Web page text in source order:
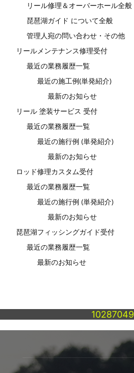
リール修理＆オーバーホール全般
琵琶湖ガイド について全般
管理人宛の問い合わせ・その他
リールメンテナンス修理受付
最近の業務履歴一覧
最近の施工例(単発紹介)
最新のお知らせ
リール 塗装サービス 受付
最近の業務履歴一覧
最近の施行例 (単発紹介)
最新のお知らせ
ロッド修理カスタム受付
最近の業務履歴一覧
最近の施行例 (単発紹介)
最新のお知らせ
琵琶湖フィッシングガイド受付
最近の業務履歴一覧
最新のお知らせ
10287049